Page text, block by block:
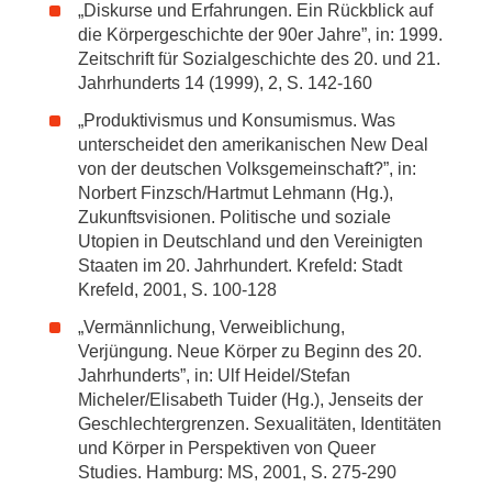
„Diskurse und Erfahrungen. Ein Rückblick auf
die Körpergeschichte der 90er Jahre”, in: 1999.
Zeitschrift für Sozialgeschichte des 20. und 21.
Jahrhunderts 14 (1999), 2, S. 142-160
„Produktivismus und Konsumismus. Was
unterscheidet den amerikanischen New Deal
von der deutschen Volksgemeinschaft?”, in:
Norbert Finzsch/Hartmut Lehmann (Hg.),
Zukunftsvisionen. Politische und soziale
Utopien in Deutschland und den Vereinigten
Staaten im 20. Jahrhundert. Krefeld: Stadt
Krefeld, 2001, S. 100-128
„Vermännlichung, Verweiblichung,
Verjüngung. Neue Körper zu Beginn des 20.
Jahrhunderts”, in: Ulf Heidel/Stefan
Micheler/Elisabeth Tuider (Hg.), Jenseits der
Geschlechtergrenzen. Sexualitäten, Identitäten
und Körper in Perspektiven von Queer
Studies. Hamburg: MS, 2001, S. 275-290